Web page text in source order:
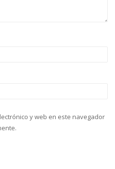
y web en este navegador